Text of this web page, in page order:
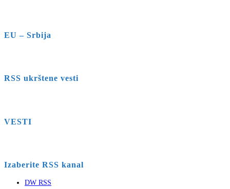
EU – Srbija
RSS ukrštene vesti
VESTI
Izaberite RSS kanal
DW RSS